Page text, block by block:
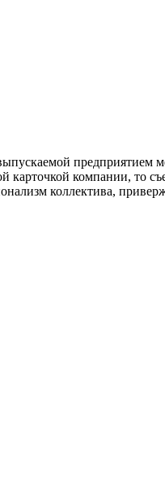
предприятием
карточкой компании, то
коллектива,